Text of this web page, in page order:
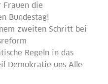
Frauen die
Bundestag!
zweiten Schritt bei
Regeln in das
Demokratie uns Alle